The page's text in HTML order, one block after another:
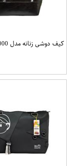
کیف دوشی زنانه مدل OF_w3000